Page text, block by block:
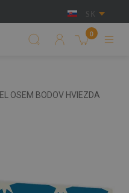
SK
0
OSEM BODOV HVIEZDA